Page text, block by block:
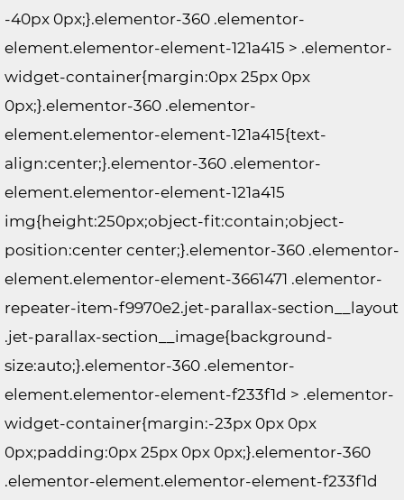
-40px 0px;}.elementor-360 .elementor-
element.elementor-element-121a415 > .elementor-
widget-container{margin:0px 25px 0px
0px;}.elementor-360 .elementor-
element.elementor-element-121a415{text-
align:center;}.elementor-360 .elementor-
element.elementor-element-121a415
img{height:250px;object-fit:contain;object-
position:center center;}.elementor-360 .elementor-
element.elementor-element-3661471 .elementor-
repeater-item-f9970e2.jet-parallax-section__layout
.jet-parallax-section__image{background-
size:auto;}.elementor-360 .elementor-
element.elementor-element-f233f1d > .elementor-
widget-container{margin:-23px 0px 0px
0px;padding:0px 25px 0px 0px;}.elementor-360
.elementor-element.elementor-element-f233f1d